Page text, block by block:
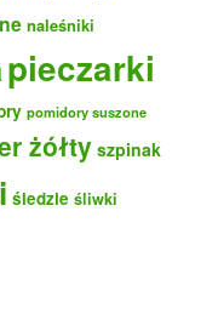
naleśniki
pieczarki
pomidory suszone
żółty szpinak
śledzie śliwki